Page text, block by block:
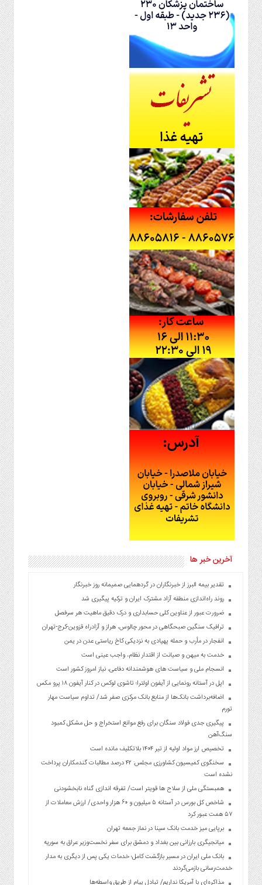
آخرین خبر ها
تقدیر بیمه البرز از خبرنگاران در گردهمایی صمیمانه روز خبرنگار
روند راه‌اندازی منطقه آزاد مشترک ایران و ترکیه پیگیری شد
ضرورت عبور از عناوین کلی حسابداری و درک دقیق ماهیت هر سرفصل
ترافیک سنگین صبحگاهی در محور چالوس، هراز و آزادراه قزوین-کرج-تهران
انفجار در مأرب و حمله پهپادی به نزدیکی کاخ ریاستی عدن در یمن
خدمت به میهن و صیانت از اقتدار نظام، واجب عینی است
انسجام ملی و سیاست های هوشمندانه دفاعی، نیاز امروز کشور است
اپل در آستانه رونمایی از آیفون اولترا؛ تاشوی لوکس در کنار آیفون ۱۸ پرو مکس
اضافه‌برداشت بانک‌ها از منابع بانک مرکزی صفر شد/ تداوم سیاست مهار
تورم
پیگیری جدی فولاد سنگان برای رفع موانع استخراج و حل مشکل کمبود
سنگ‌آهن
تخصیص ارز مواد اولیه از تیر ۱۴۰۴ بلاتکلیف مانده است
سخنگوی کمیسیون کشاورزی مجلس: ۴۲ درصد مطالبات گندمکاران پرداخت
نشده است
همبستگی ملی از سلاح ها قویتر است/ تفرقه اندازی گناه نابخشودنی
شاخص کل بورس در آستانه ۵ میلیون و ۶۰ هزار واحدی/ ارزش معاملات از
۵۷ همت عبور کرد
برپایی میز خدمت بانک سینا در نماز جمعه تهران
میانجیگری بارزانی بین بغداد و دمشق برای سفر نخست‌وزیر عراق به سوریه
بانک ملی ایران در مسیر بازگشت کامل؛ خدمات یکی پس از دیگری به مدار
خدمت‌رسانی بازمی‌گردند